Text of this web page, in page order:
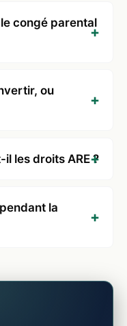
congé parental
ou
les droits ARE ?
la